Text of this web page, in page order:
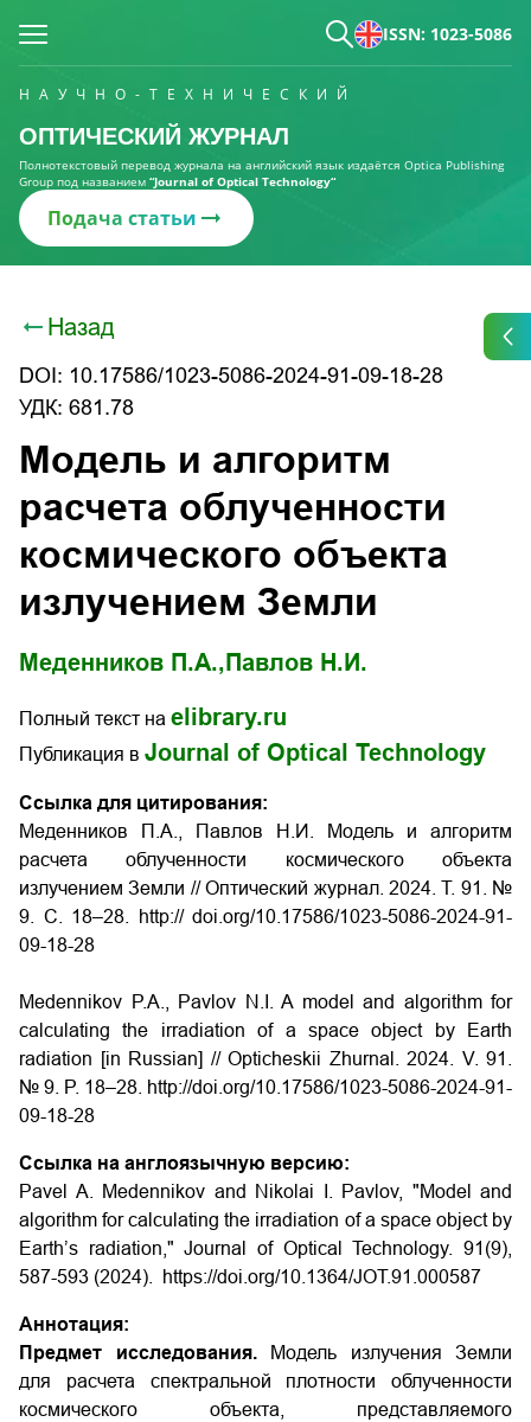
ISSN: 1023-5086
НАУЧНО-ТЕХНИЧЕСКИЙ
ОПТИЧЕСКИЙ ЖУРНАЛ
Полнотекстовый перевод журнала на английский язык издаётся Optica Publishing
Group под названием “Journal of Optical Technology“
Подача статьи
Назад
DOI: 10.17586/1023-5086-2024-91-09-18-28
УДК: 681.78
Модель и алгоритм
расчета облученности
космического объекта
излучением Земли
Меденников П.А., Павлов Н.И.
Полный текст на elibrary.ru
Публикация в Journal of Optical Technology
Ссылка для цитирования:
Меденников П.А., Павлов Н.И. Модель и алгоритм
расчета облученности космического объекта
излучением Земли // Оптический журнал. 2024. Т. 91. №
9. С. 18–28. http:// doi.org/10.17586/1023-5086-2024-91-
09-18-28
Medennikov P.A., Pavlov N.I. A model and algorithm for
calculating the irradiation of a space object by Earth
radiation [in Russian] // Opticheskii Zhurnal. 2024. V. 91.
№ 9. P. 18–28. http://doi.org/10.17586/1023-5086-2024-91-
09-18-28
Ссылка на англоязычную версию:
Pavel A. Medennikov and Nikolai I. Pavlov, "Model and
algorithm for calculating the irradiation of a space object by
Earth’s radiation," Journal of Optical Technology. 91(9),
587-593 (2024). https://doi.org/10.1364/JOT.91.000587
Аннотация:
Предмет исследования.
Модель излучения Земли
для расчета спектральной плотности облученности
космического объекта, представляемого